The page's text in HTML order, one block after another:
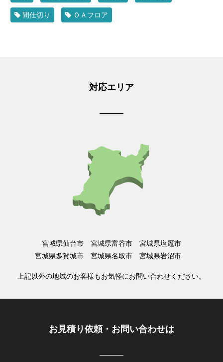
間仕切り ＯＡフロア
対応エリア
宮城県仙台市 宮城県富谷市 宮城県塩竈市
宮城県多賀城市 宮城県名取市 宮城県岩沼市
上記以外の地域のお客様もお気軽にお問い合わせください。
お見積り依頼・お問い合わせは